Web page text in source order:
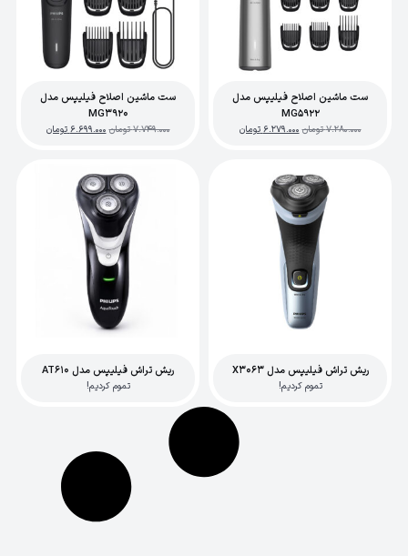
ست ماشین اصلاح فیلیپس مدل
MG5922
7.280.000 تومان 6.279.000 تومان
ست ماشین اصلاح فیلیپس مدل
MG3920
7.749.000 تومان 6.699.000 تومان
ریش تراش فیلیپس مدل X3063
تموم کردیم!
ریش تراش فیلیپس مدل AT610
تموم کردیم!